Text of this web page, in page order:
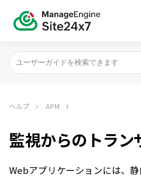
ヘルプ APM
監視からのトラン
Webアプリケーションには、